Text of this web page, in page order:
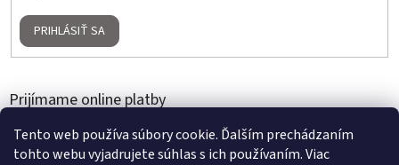
Tento web používa súbory cookie. Ďalším prechádzaním
tohto webu vyjadrujete súhlas s ich používaním. Viac
PRIHLÁSIŤ SA
Prijímame online platby